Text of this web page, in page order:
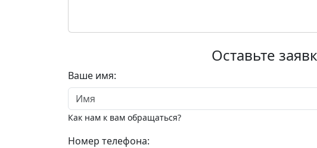
Оставьте
Ваше имя:
Как нам к вам обращаться?
Номер телефона: